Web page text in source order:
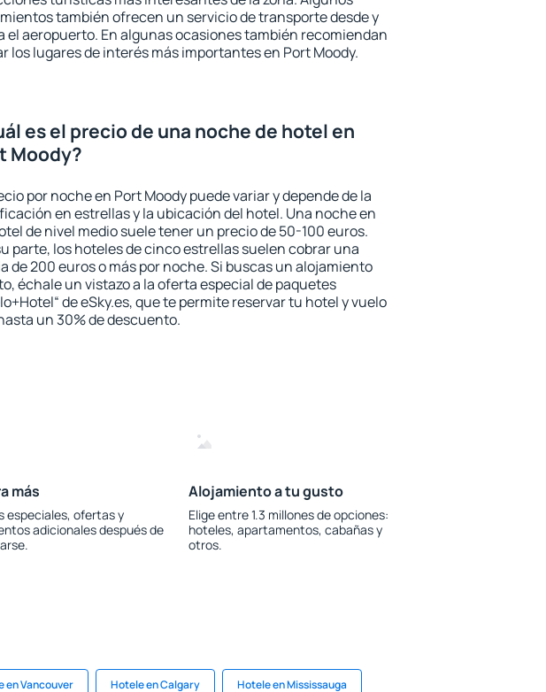
también ofrecen un servicio de transporte desde y
el aeropuerto. En algunas ocasiones también recomiendan
los lugares de interés más importantes en Port Moody.
es el precio de una noche de hotel en
Moody?
por noche en Port Moody puede variar y depende de la
en estrellas y la ubicación del hotel. Una noche en
de nivel medio suele tener un precio de 50-100 euros.
parte, los hoteles de cinco estrellas suelen cobrar una
de 200 euros o más por noche. Si buscas un alojamiento
échale un vistazo a la oferta especial de paquetes
de eSky.es, que te permite reservar tu hotel y vuelo
un 30% de descuento.
más
especiales, ofertas y
adicionales después de
Alojamiento a tu gusto
Elige entre 1.3 millones de opciones:
hoteles, apartamentos, cabañas y
otros.
en Vancouver Hotele en Calgary Hotele en Mississauga